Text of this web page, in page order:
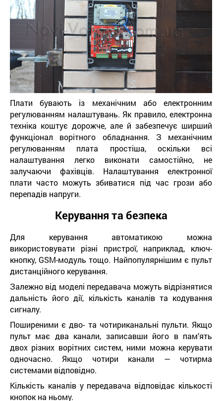
Плати бувають із механічним або електронним
регулюванням налаштувань. Як правило, електронна
техніка коштує дорожче, але й забезпечує ширший
функціонал ворітного обладнання. З механічним
регулюванням плата простіша, оскільки всі
налаштування легко виконати самостійно, не
залучаючи фахівців. Налаштування електронної
плати часто можуть збиватися під час грози або
перепадів напруги.
Керування та безпека
Для керування автоматикою можна
використовувати різні пристрої, наприклад, ключ-
кнопку, GSM-модуль тощо. Найпопулярнішим є пульт
дистанційного керування.
Залежно від моделі передавача можуть відрізнятися
дальність його дії, кількість каналів та кодування
сигналу.
Поширеними є дво- та чотириканальні пульти. Якщо
пульт має два канали, записавши його в пам’ять
двох різних ворітних систем, ними можна керувати
одночасно. Якщо чотири канали — чотирма
системами відповідно.
Кількість каналів у передавача відповідає кількості
кнопок на ньому.